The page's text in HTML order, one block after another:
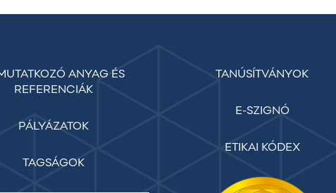
ANYAG ÉS
REFERENCIÁK
PÁLYÁZATOK
TAGSÁGOK
TANÚSÍTVÁNYOK
E-SZIGNÓ
ETIKAI KÓDEX